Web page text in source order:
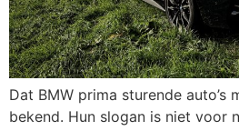
Dat BMW prima sturende auto’s
bekend. Hun slogan is niet voor